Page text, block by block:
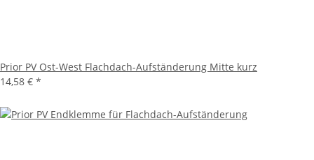
Prior PV Ost-West Flachdach-Aufständerung Mitte kurz
14,58 € *